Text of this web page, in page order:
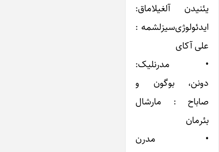
یئنیدن آلغیلاماق:
ایدئولوژی‌سیزلشمه :
علی آکای
• مدرنلیک:
دونن، بوگون و
صاباح : مارشال
بئرمان
• مدرن